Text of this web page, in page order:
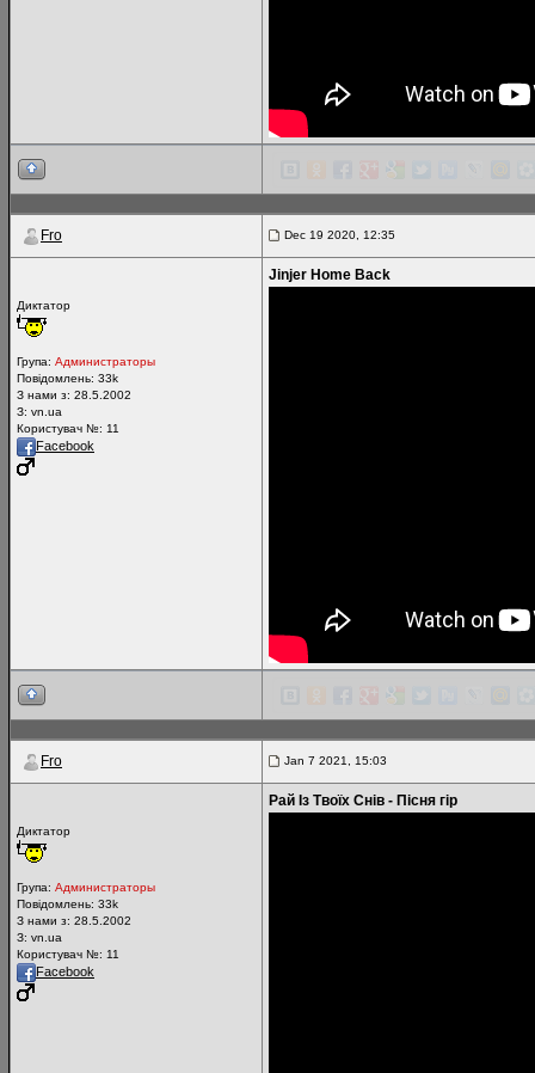
Fro Dec 19 2020, 12:35
Диктатор
Група: Администраторы
Повідомлень: 33k
З нами з: 28.5.2002
З: vn.ua
Користувач №: 11
Facebook
Jinjer Home Back
Fro Jan 7 2021, 15:03
Диктатор
Група: Администраторы
Повідомлень: 33k
З нами з: 28.5.2002
З: vn.ua
Користувач №: 11
Facebook
Рай Із Твоїх Снів - Пісня гір